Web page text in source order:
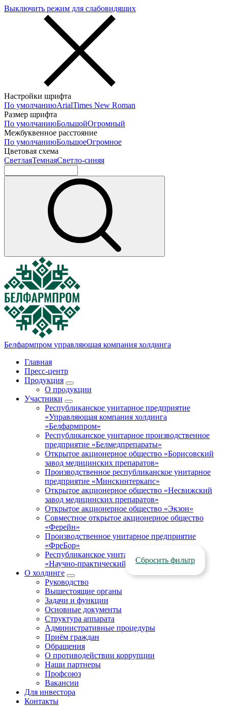
Выключить режим для слабовидящих
Настройки шрифта
По умолчаниюArialTimes New Roman
Размер шрифта
По умолчаниюБольшойОгромный
Межбуквенное расстояние
По умолчаниюБольшоеОгромное
Цветовая схема
СветлаяТемнаяСветло-синяя
Белфармпром управляющая компания холдинга
Главная
Пресс-центр
Продукция
О продукции
Участники
Республиканское унитарное предприятие
«Управляющая компания холдинга
«Белфармпром»
Республиканское унитарное производственное
предприятие «Белмедпрепараты»
Открытое акционерное общество «Борисовский
завод медицинских препаратов»
Производственное республиканское унитарное
предприятие «Минскинтеркапс»
Открытое акционерное общество «Несвижский
завод медицинских препаратов»
Открытое акционерное общество «Экзон»
Совместное открытое акционерное общество
«Ферейн»
Производственное унитарное предприятие
«ФреБор»
Республиканское унитарное предприятие
«Научно-практический центр ЛОТИОС»
О холдинге
Руководство
Вышестоящие органы
Задачи и функции
Основные документы
Структура аппарата
Административные процедуры
Приём граждан
Обращения
О противодействии коррупции
Наши партнеры
Профсоюз
Вакансии
Для инвестора
Контакты
Сбросить фильтр